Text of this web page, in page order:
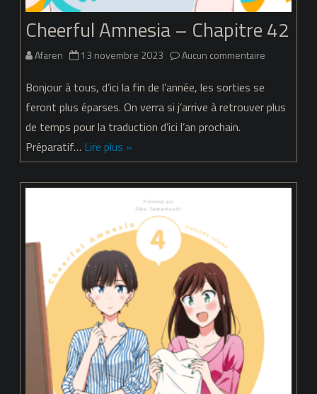
Cheerful Amnesia – Chapitre 42
Afaren 13 novembre 2023 Aucun commentaire
Amnesia
42
Bonjour à tous, d’ici la fin de l’année, les sorties se
feront plus éparses. On verra si j’arrive à retrouver plus
de temps pour la traduction d’ici l’an prochain.
Préparatif… Lire plus »